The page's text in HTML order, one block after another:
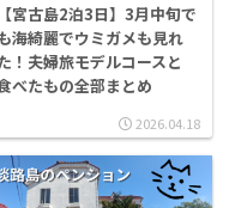
【宮古島2泊3日】3月中旬で
海綺麗でウミガメも見れ
！夫婦旅モデルコースと
べたもの全部まとめ
2026.04.18